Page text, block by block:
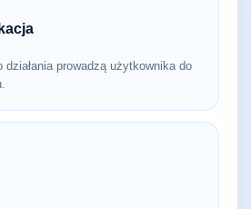
działania prowadzą użytkownika do